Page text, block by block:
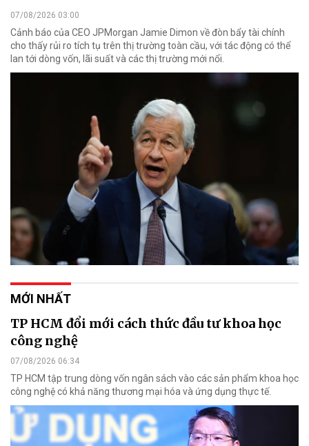
07/08/2026 03:00
Cảnh báo của CEO JPMorgan Jamie Dimon về đòn bẩy tài chính
cho thấy rủi ro tích tụ trên thị trường toàn cầu, với tác động có thể
lan tới dòng vốn, lãi suất và các thị trường mới nổi.
MỚI NHẤT
TP HCM đổi mới cách thức đầu tư khoa học
công nghệ
07/08/2026 06:34
TP HCM tập trung dòng vốn ngân sách vào các sản phẩm khoa học
công nghệ có khả năng thương mại hóa và ứng dụng thực tế.